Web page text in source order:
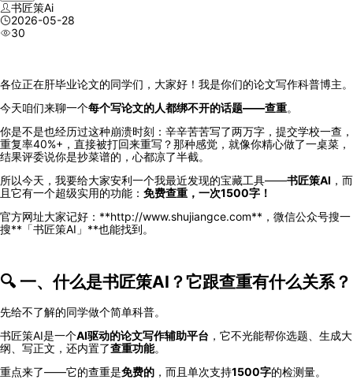
书匠策Ai
2026-05-28
30
各位正在肝毕业论文的同学们，大家好！我是你们的论文写作科普博主。
今天咱们来聊一个每个写论文的人都绑不开的话题——查重。
你是不是也经历过这种崩溃时刻：辛辛苦苦写了两万字，提交学校一查，
重复率40%+，直接被打回来重写？那种感觉，就像你精心做了一桌菜，
结果评委说你是抄菜谱的，心都凉了半截。
所以今天，我要给大家安利一个我最近发现的宝藏工具——书匠策AI ，而
且它有一个超级实用的功能： 免费查重，一次1500字！
官方网址大家记好：**http://www.shujiangce.com**，微信公众号搜一
搜**「书匠策AI」**也能找到。
🔍 一、什么是书匠策AI？它跟查重有什么关系？
先给不了解的同学做个简单科普。
书匠策AI是一个AI驱动的论文写作辅助平台 ，它不光能帮你选题、生成大
纲、写正文，还内置了查重功能。
重点来了——它的查重是免费的 ，而且单次支持1500字的检测量。